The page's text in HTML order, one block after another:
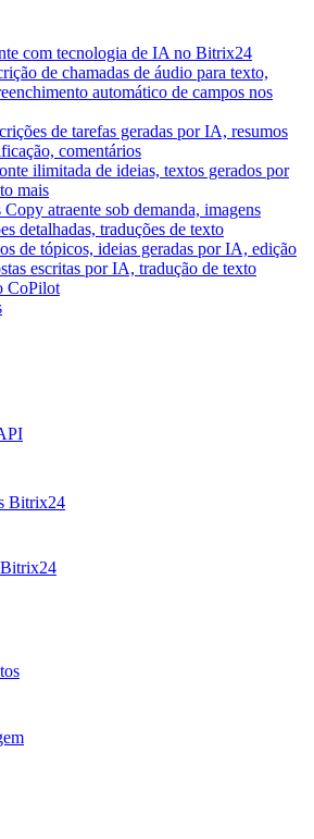
com tecnologia de IA no Bitrix24
de chamadas de áudio para texto,
automático de campos nos
de tarefas geradas por IA, resumos
comentários
ilimitada de ideias, textos gerados por
mais
Copy atraente sob demanda, imagens
detalhadas, traduções de texto
de tópicos, ideias geradas por IA, edição
escritas por IA, tradução de texto
CoPilot
Bitrix24
Bitrix24